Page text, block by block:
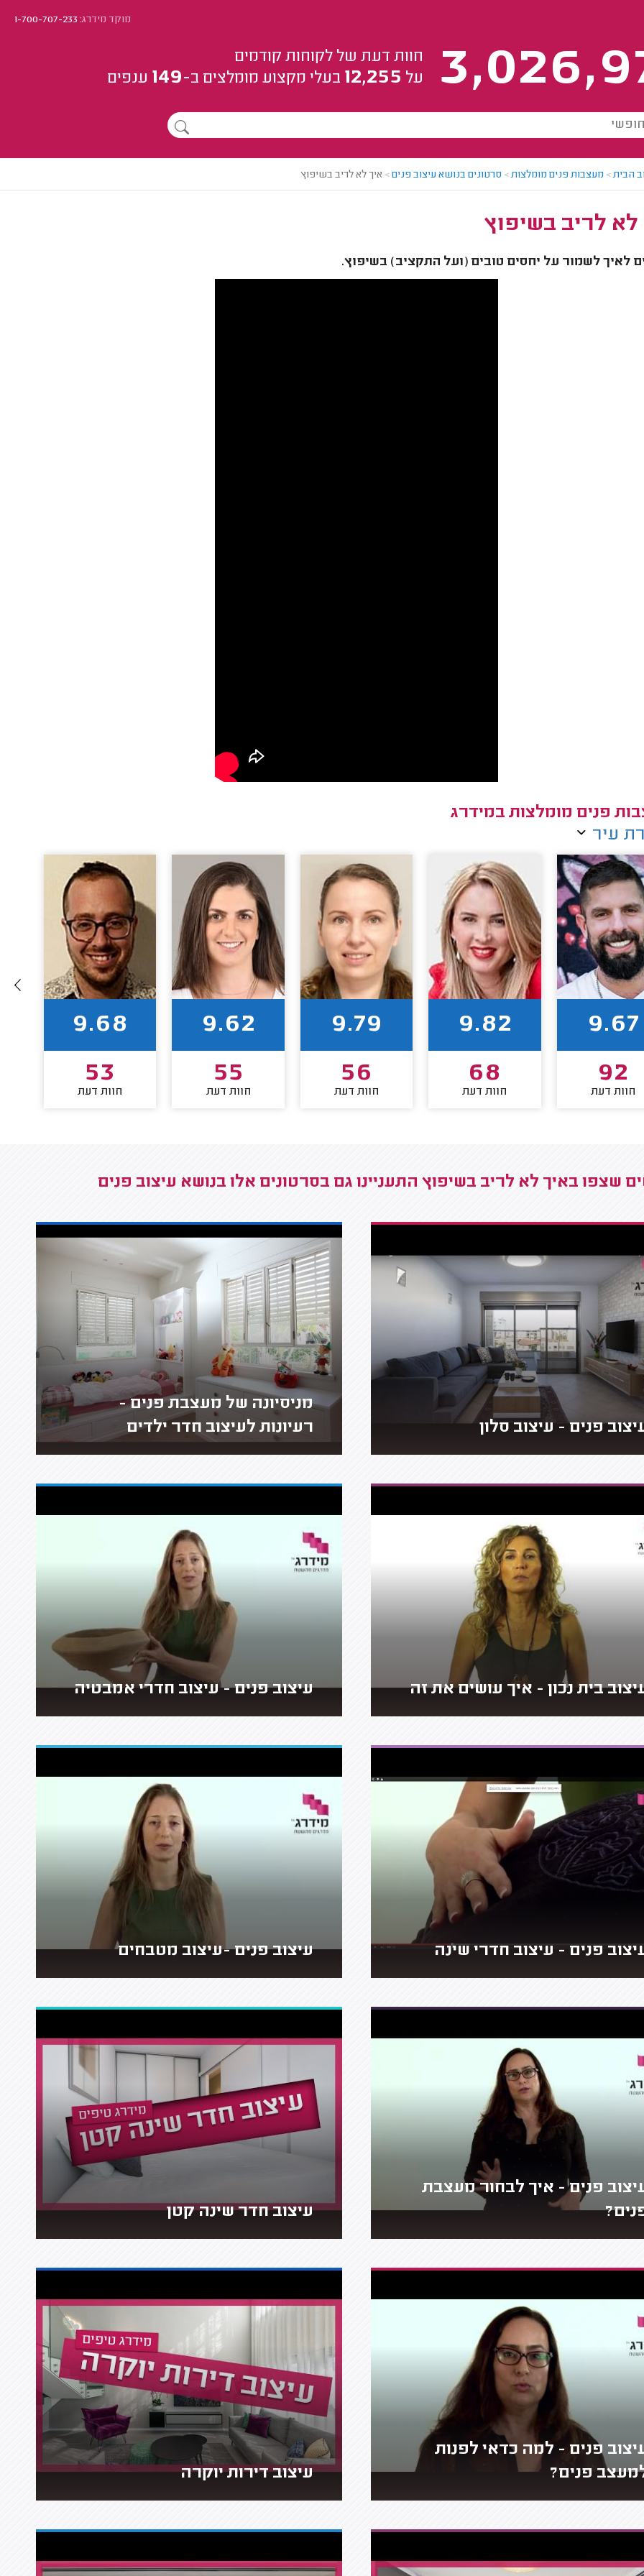
מוקד מידרג:1-700-707-233
חוות דעת של לקוחות קודמים
על 12,255 בעלי מקצוע מומלצים ב-149 ענפים
הבית> מעצבות פנים מומלצות> סרטונים בנושא עיצוב פנים> איך לא לריב בשיפוץ
לא לריב בשיפוץ
פנים מומלצות במידרג
עיר
9.67
92
חוות דעת
9.82
68
חוות דעת
9.79
56
חוות דעת
9.62
55
חוות דעת
9.68
53
חוות דעת
שצפו באיך לא לריב בשיפוץ התעניינו גם בסרטונים אלו בנושא עיצוב פנים
פנים - עיצוב סלון
מניסיונה של מעצבת פנים -
רעיונות לעיצוב חדר ילדים
בית נכון - איך עושים את זה עיצוב פנים - עיצוב חדרי אמבטיה
פנים - עיצוב חדרי שינה עיצוב פנים -עיצוב מטבחים
פנים - איך לבחור מעצבת
עיצוב חדר שינה קטן
פנים - למה כדאי לפנות
פנים?
עיצוב דירות יוקרה